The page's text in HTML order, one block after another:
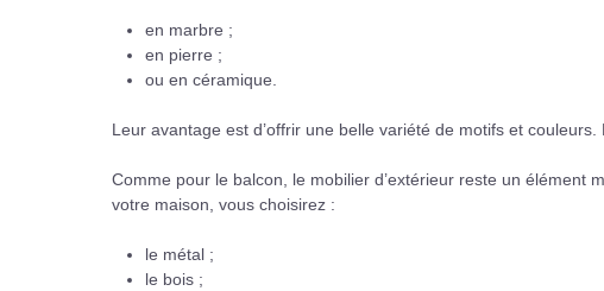
en marbre ;
en pierre ;
ou en céramique.
Leur avantage est d’offrir une belle variété de motifs et couleurs.
Comme pour le balcon, le mobilier d’extérieur reste un élément
votre maison, vous choisirez :
le métal ;
le bois ;